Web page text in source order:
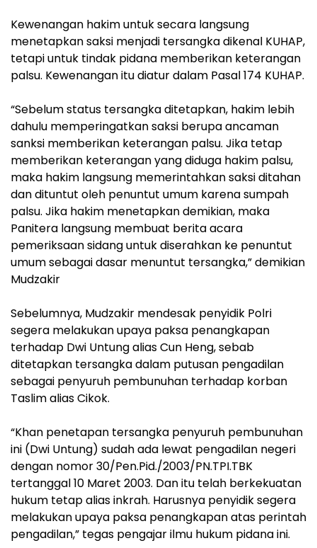
Kewenangan hakim untuk secara langsung
menetapkan saksi menjadi tersangka dikenal KUHAP,
tetapi untuk tindak pidana memberikan keterangan
palsu. Kewenangan itu diatur dalam Pasal 174 KUHAP.
“Sebelum status tersangka ditetapkan, hakim lebih
dahulu memperingatkan saksi berupa ancaman
sanksi memberikan keterangan palsu. Jika tetap
memberikan keterangan yang diduga hakim palsu,
maka hakim langsung memerintahkan saksi ditahan
dan dituntut oleh penuntut umum karena sumpah
palsu. Jika hakim menetapkan demikian, maka
Panitera langsung membuat berita acara
pemeriksaan sidang untuk diserahkan ke penuntut
umum sebagai dasar menuntut tersangka,” demikian
Mudzakir
Sebelumnya, Mudzakir mendesak penyidik Polri
segera melakukan upaya paksa penangkapan
terhadap Dwi Untung alias Cun Heng, sebab
ditetapkan tersangka dalam putusan pengadilan
sebagai penyuruh pembunuhan terhadap korban
Taslim alias Cikok.
“Khan penetapan tersangka penyuruh pembunuhan
ini (Dwi Untung) sudah ada lewat pengadilan negeri
dengan nomor 30/Pen.Pid./2003/PN.TPI.TBK
tertanggal 10 Maret 2003. Dan itu telah berkekuatan
hukum tetap alias inkrah. Harusnya penyidik segera
melakukan upaya paksa penangkapan atas perintah
pengadilan,” tegas pengajar ilmu hukum pidana ini.